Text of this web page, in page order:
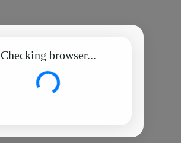
Checking browser...